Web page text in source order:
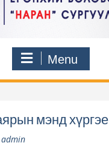
Menu
мэнд хүргэе
admin